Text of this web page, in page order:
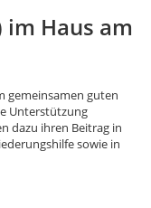
Haus am
gemeinsamen guten
Unterstützung
dazu ihren Beitrag in
sowie in